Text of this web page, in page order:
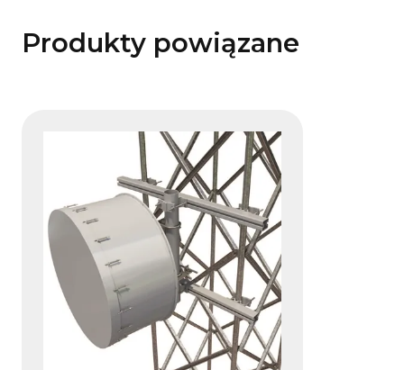
Produkty powiązane